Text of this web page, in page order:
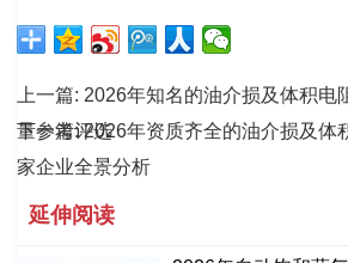
上一篇: 2026年知名的油介损及体积电
量参考评选
下一篇: 2026年资质齐全的油介损及体
家企业全景分析
延伸阅读